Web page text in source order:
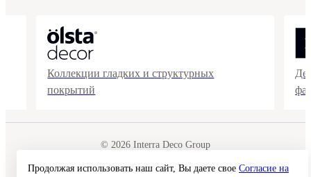
Коллекции гладких и структурных
покрытий
© 2026 Interra Deco Group
Согласие на обработку персональных данных
Продолжая использовать наш сайт, Вы даете свое Согласие на